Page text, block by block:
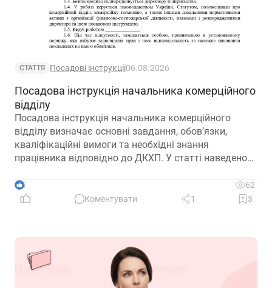
СТАТТЯ Посадові інструкції06.08.2026
Посадова інструкція начальника комерційного
відділу
Посадова інструкція начальника комерційного
відділу визначає основні завдання, обов’язки,
кваліфікаційні вимоги та необхідні знання
працівника відповідно до ДКХП. У статті наведено
до особливостей діяльності підприємства.
5
62
Коментувати
1 3